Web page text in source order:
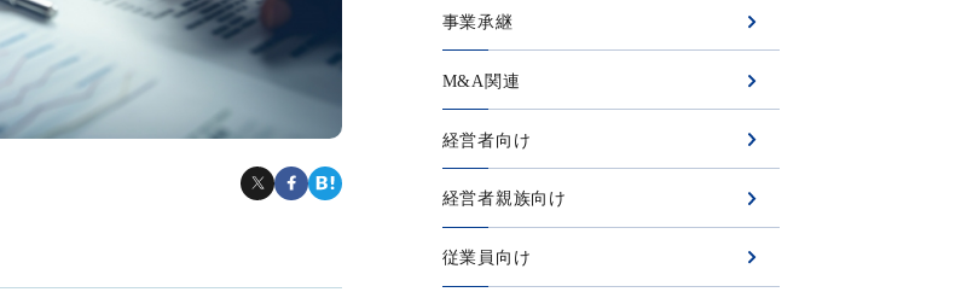
事業承継
M&A関連
経営者向け
経営者親族向け
従業員向け